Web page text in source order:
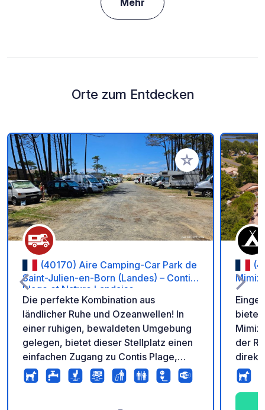
Orte zum Entdecken
Zu Ihren Favoriten
(40170) Aire Camping-Car Park de
Saint-Julien-en-Born (Landes) – Contis
Plage et Nature Landaise
Die perfekte Kombination aus
ländlicher Ruhe und Ozeanwellen! In
einer ruhigen, bewaldeten Umgebung
gelegen, bietet dieser Stellplatz einen
einfachen Zugang zu Contis Plage,
seinem berühmten schwarz-weißen
Leuchtturm und den endlosen
bietet
der
oder